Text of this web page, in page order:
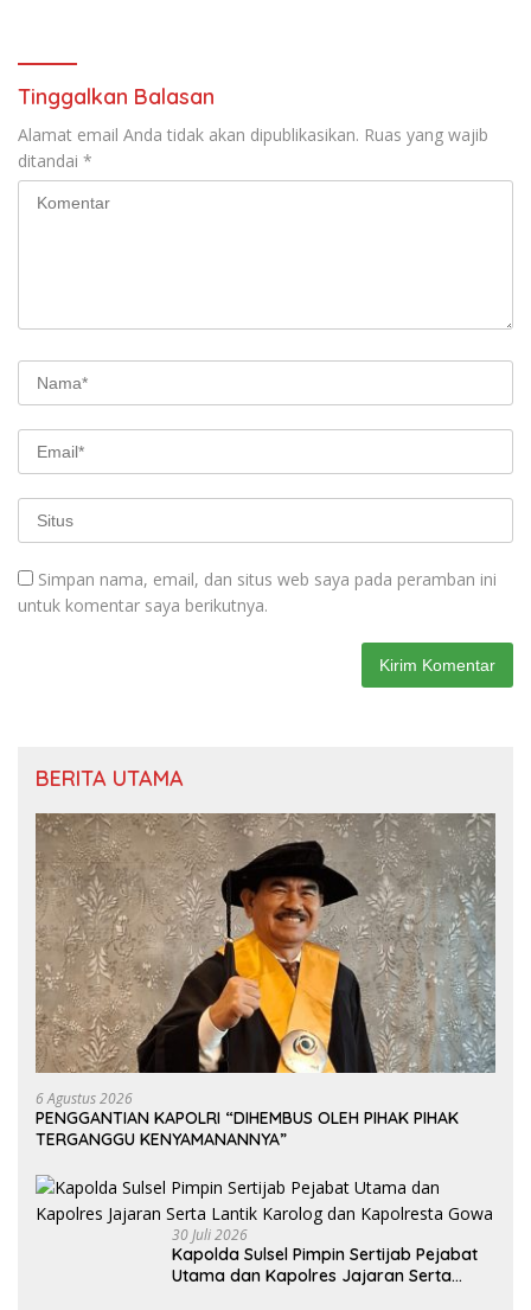
Tinggalkan Balasan
Alamat email Anda tidak akan dipublikasikan. Ruas yang wajib
ditandai *
Simpan nama, email, dan situs web saya pada peramban ini
untuk komentar saya berikutnya.
BERITA UTAMA
6 Agustus 2026
PENGGANTIAN KAPOLRI “DIHEMBUS OLEH PIHAK PIHAK
TERGANGGU KENYAMANANNYA”
30 Juli 2026
Kapolda Sulsel Pimpin Sertijab Pejabat
Utama dan Kapolres Jajaran Serta